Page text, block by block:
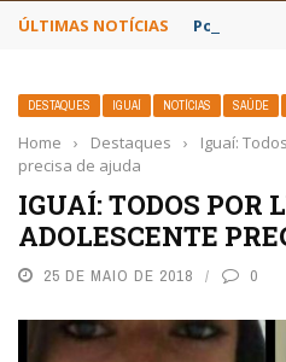
ÚLTIMAS NOTÍCIAS Poetas
DESTAQUES IGUAÍ NOTÍCIAS SAÚDE
Home › Destaques ›
Iguaí:
precisa de ajuda
IGUAÍ: TODOS POR
ADOLESCENTE
25 DE MAIO DE 2018 0